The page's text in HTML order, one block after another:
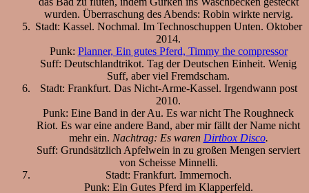
wurden. Überraschung des Abends: Robin wirkte nervig.
Stadt: Kassel. Nochmal. Im Technoschuppen Unten. Oktober
2014.
Punk: Planner, Ein gutes Pferd, Timmy the compressor
Suff: Deutschlandtrikot. Tag der Deutschen Einheit. Wenig
Suff, aber viel Fremdscham.
Stadt: Frankfurt. Das Nicht-Arme-Kassel. Irgendwann post
2010.
Punk: Eine Band in der Au. Es war nicht The Roughneck
Riot. Es war eine andere Band, aber mir fällt der Name nicht
mehr ein. Nachtrag: Es waren Dirtbox Disco.
Suff: Grundsätzlich Apfelwein in zu großen Mengen serviert
von Scheisse Minnelli.
Stadt: Frankfurt. Immernoch.
Punk: Ein Gutes Pferd im Klapperfeld.